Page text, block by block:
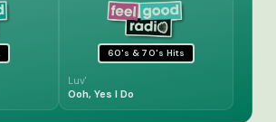
60's & 70's Hits
Luv'
Ooh, Yes I Do